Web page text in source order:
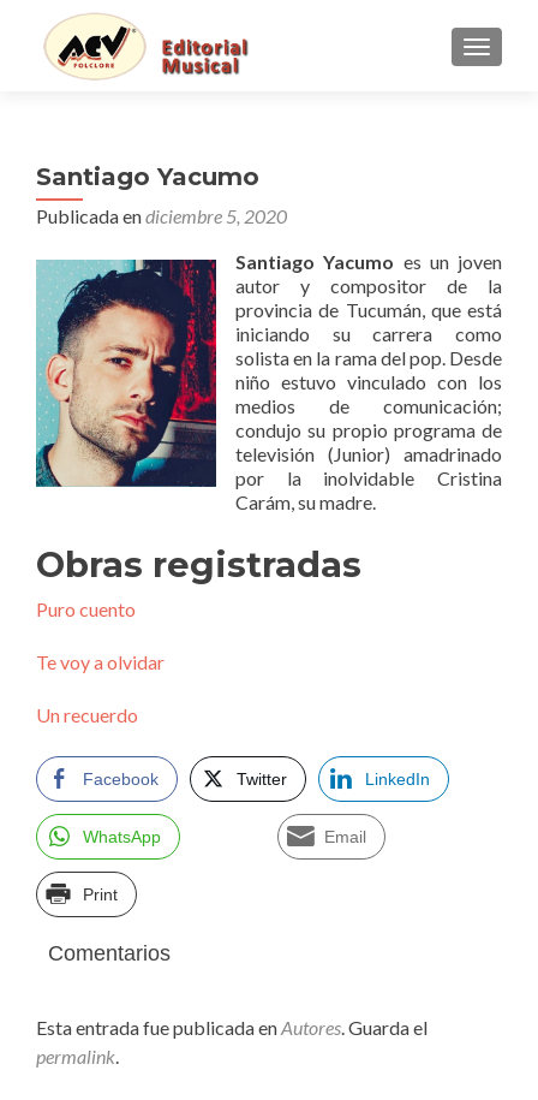
Santiago Yacumo
Publicada endiciembre 5, 2020
Santiago Yacumo es un joven
autor y compositor de la
provincia de Tucumán, que está
iniciando su carrera como
solista en la rama del pop. Desde
niño estuvo vinculado con los
medios de comunicación;
condujo su propio programa de
televisión (Junior) amadrinado
por la inolvidable Cristina
Carám, su madre.
Obras registradas
Puro cuento
Te voy a olvidar
Un recuerdo
Facebook Twitter LinkedIn
WhatsApp Email
Print
Comentarios
Esta entrada fue publicada enAutores. Guarda el
permalink.